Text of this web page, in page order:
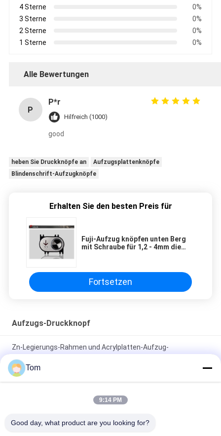
4 Sterne
0%
3 Sterne
0%
2 Sterne
0%
1 Sterne
0%
Alle Bewertungen
P
P*r
Hilfreich (1000)
good
heben Sie Druckknöpfe an
Aufzugsplattenknöpfe
Blindenschrift-Aufzugknöpfe
Erhalten Sie den besten Preis für
Fuji-Aufzug knöpfen unten Berg
mit Schraube für 1,2 - 4mm die
Fortsetzen
Aufzugs-Druckknopf
Zn-Legierungs-Rahmen und Acrylplatten-Aufzug-
Druckknopf/Aufzug berühren Knopf
Kundenspezifischer Größen-Leuchtkörper-Halo und
Entwurf/Aufzug auf und ab Knöpfe
Tom
9:14 PM
Good day, what product are you looking for?